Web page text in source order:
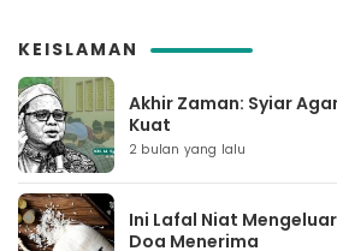
KEISLAMAN
Akhir Zaman: Syiar
Kuat
2 bulan yang lalu
Ini Lafal Niat
Doa Menerima